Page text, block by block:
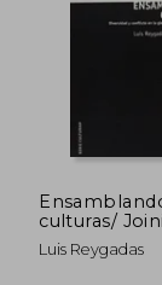
culturas/
cultures:
Conflicto En
Luis Reygadas